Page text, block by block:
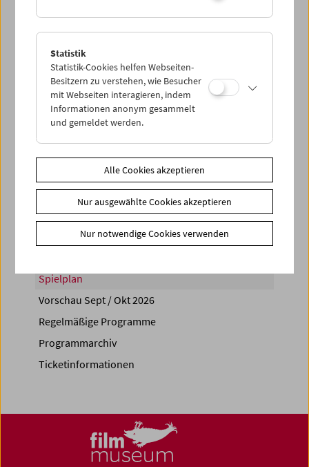
PROGRAMM ÜBERBLICK
Share on
Spielplan
Vorschau Sept / Okt 2026
Regelmäßige Programme
Programmarchiv
Ticketinformationen
Statistik
Statistik-Cookies helfen Webseiten-
Besitzern zu verstehen, wie Besucher
mit Webseiten interagieren, indem
Informationen anonym gesammelt
und gemeldet werden.
Alle Cookies akzeptieren
Nur ausgewählte Cookies akzeptieren
Nur notwendige Cookies verwenden